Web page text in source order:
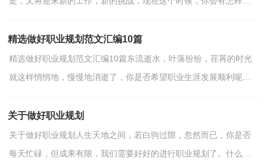
做...
精选做好职业规划范文汇编10篇
精选做好职业规划范文汇编10篇东流逝水，叶落纷纷，荏苒的时光
就这样悄悄地，慢慢地消逝了，你是否希望职业生涯发展顺利呢？
关于做好职业规划
关于做好职业规划人生天地之间，若白驹过隙，忽然而已，你是否
每天忙碌，但成果有限，我们需要好好的进行职业规划了。什么样